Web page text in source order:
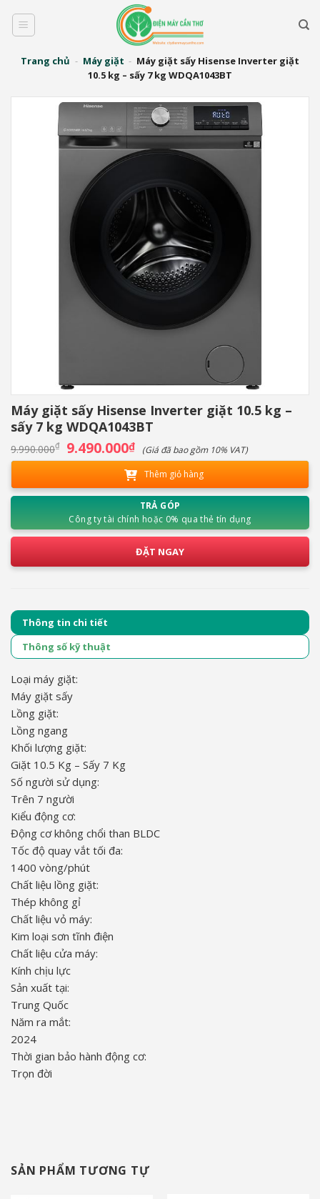
qua
dungTrang chủ - Máy giặt - Máy giặt sấy Hisense Inverter giặt
10.5 kg – sấy 7 kg WDQA1043BT
Máy giặt sấy Hisense Inverter giặt 10.5 kg –
sấy 7 kg WDQA1043BT
9.990.000₫ Giá
gốc
là:
9.490.000₫Giá
hiện
tại
là:
9.490.000₫.
(Giá đã bao gồm 10% VAT)
Thêm giỏ hàng
TRẢ GÓP
Công ty tài chính hoặc 0% qua thẻ tín dụng
ĐẶT NGAY
Thông tin chi tiết
Thông số kỹ thuật
Loại máy giặt:
Máy giặt sấy
Lồng giặt:
Lồng ngang
Khối lượng giặt:
Giặt 10.5 Kg – Sấy 7 Kg
Số người sử dụng:
Trên 7 người
Kiểu động cơ:
Động cơ không chổi than BLDC
Tốc độ quay vắt tối đa:
1400 vòng/phút
Chất liệu lồng giặt:
Thép không gỉ
Chất liệu vỏ máy:
Kim loại sơn tĩnh điện
Chất liệu cửa máy:
Kính chịu lực
Sản xuất tại:
Trung Quốc
Năm ra mắt:
2024
Thời gian bảo hành động cơ:
Trọn đời
SẢN PHẨM TƯƠNG TỰ